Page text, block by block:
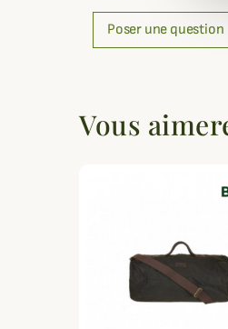
Poser une question
Vous